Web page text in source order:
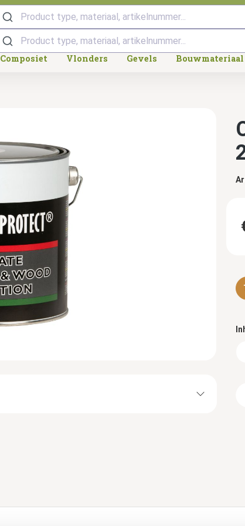
Product type, materiaal, artikelnummer...
Composiet Vlonders Gevels Bouwmateriaal